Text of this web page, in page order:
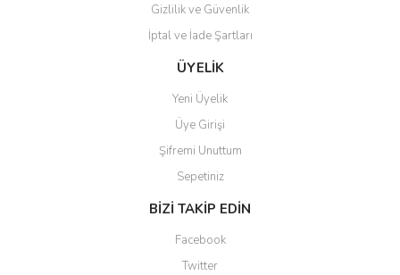
Gizlilik ve Güvenlik
İptal ve İade Şartları
ÜYELİK
Yeni Üyelik
Üye Girişi
Şifremi Unuttum
Sepetiniz
BİZİ TAKİP EDİN
Facebook
Twitter